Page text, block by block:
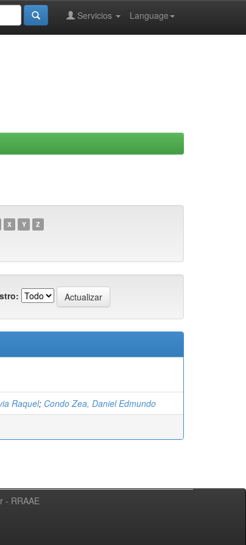
Language
Servicios
X Y Z
Raquel; Condo Zea, Daniel Edmundo
- RRAAE